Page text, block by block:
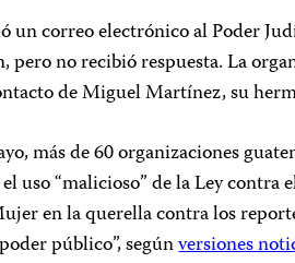
un correo electrónico al Poder
pero no recibió respuesta. La
de Miguel Martínez, su
más de 60 organizaciones
uso “malicioso” de la Ley
en la querella contra los
público”, segúnversiones